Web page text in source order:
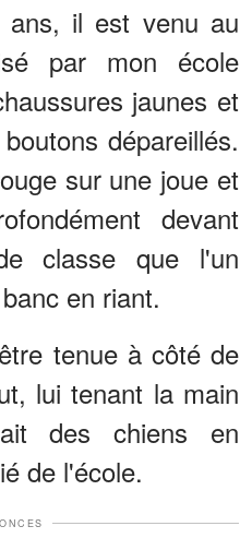
ans, il est venu au
par mon école
jaunes et
dépareillés.
sur une joue et
devant
classe que l'un
en riant.
tenue à côté de
lui tenant la main
des chiens en
de l'école.